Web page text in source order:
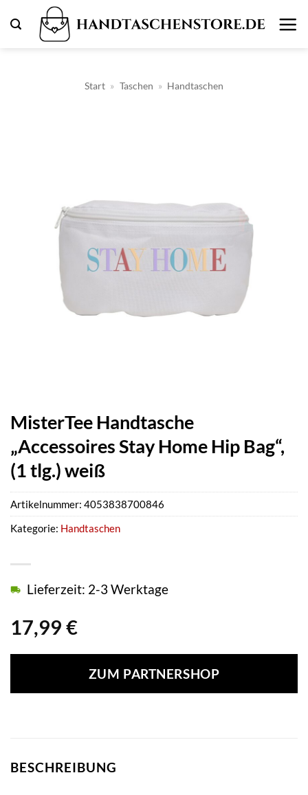
Inhalt
Start » Taschen » Handtaschen
MisterTee Handtasche
„Accessoires Stay Home Hip Bag“,
(1 tlg.) weiß
17,99 €
Lieferzeit: 2-3 Werktage
ZUM PARTNERSHOP
Artikelnummer: 4053838700846
Kategorie: Handtaschen
BESCHREIBUNG